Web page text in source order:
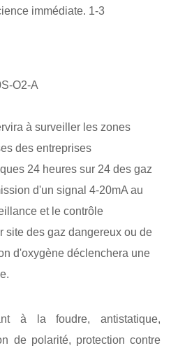
immédiate. 1-3
O2-A
à surveiller les zones
des entreprises
24 heures sur 24 des gaz
d'un signal 4-20mA au
et le contrôle
site des gaz dangereux ou de
d'oxygène déclenchera une
à la foudre, antistatique,
de polarité, protection contre